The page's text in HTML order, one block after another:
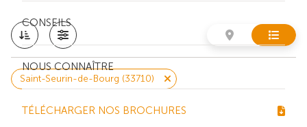
CONSEILS
NOUS CONNAÎTRE
TÉLÉCHARGER NOS BROCHURES
Saint-Seurin-de-Bourg (33710)